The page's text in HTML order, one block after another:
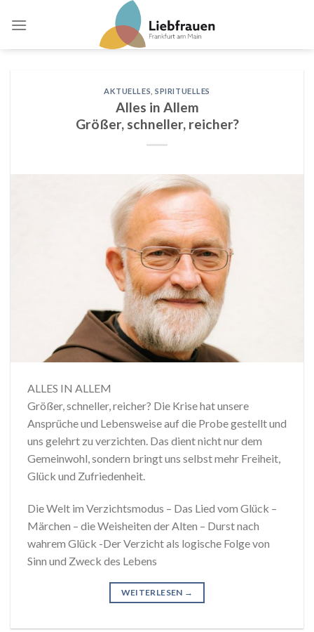
AKTUELLES ,SPIRITUELLES
Alles in Allem
Größer, schneller, reicher?
ALLES IN ALLEM
Größer, schneller, reicher? Die Krise hat unsere
Ansprüche und Lebensweise auf die Probe gestellt und
uns gelehrt zu verzichten. Das dient nicht nur dem
Gemeinwohl, sondern bringt uns selbst mehr Freiheit,
Glück und Zufriedenheit.
Die Welt im Verzichtsmodus – Das Lied vom Glück –
Märchen – die Weisheiten der Alten – Durst nach
wahrem Glück -Der Verzicht als logische Folge von
Sinn und Zweck des Lebens
WEITERLESEN →